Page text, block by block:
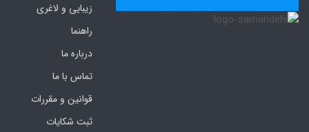
زیبایی و لاغری
راهنما
درباره ما
تماس با ما
قوانین و مقررات
ثبت شکایات